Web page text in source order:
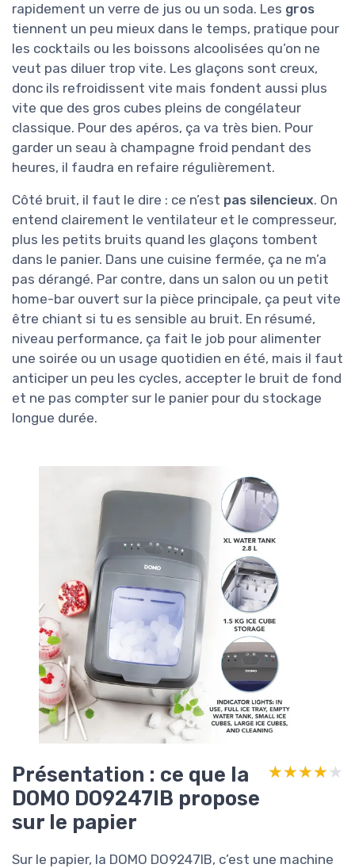
rapidement un verre de jus ou un soda. Les gros
tiennent un peu mieux dans le temps, pratique pour
les cocktails ou les boissons alcoolisées qu’on ne
veut pas diluer trop vite. Les glaçons sont creux,
donc ils refroidissent vite mais fondent aussi plus
vite que des gros cubes pleins de congélateur
classique. Pour des apéros, ça va très bien. Pour
garder un seau à champagne froid pendant des
heures, il faudra en refaire régulièrement.
Côté bruit, il faut le dire : ce n’est pas silencieux. On
entend clairement le ventilateur et le compresseur,
plus les petits bruits quand les glaçons tombent
dans le panier. Dans une cuisine fermée, ça ne m’a
pas dérangé. Par contre, dans un salon ou un petit
home-bar ouvert sur la pièce principale, ça peut vite
être chiant si tu es sensible au bruit. En résumé,
niveau performance, ça fait le job pour alimenter
une soirée ou un usage quotidien en été, mais il faut
anticiper un peu les cycles, accepter le bruit de fond
et ne pas compter sur le panier pour du stockage
longue durée.
Présentation : ce que la
DOMO DO9247IB propose
sur le papier
★★★★★
★★★★★
Sur le papier, la DOMO DO9247IB, c’est une machine